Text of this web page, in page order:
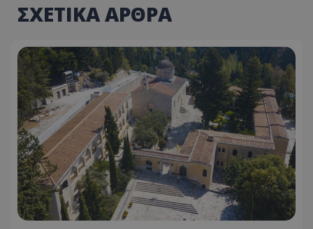
ΣΧΕΤΙΚΑ ΑΡΘΡΑ